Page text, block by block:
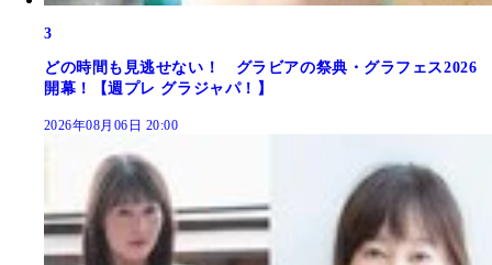
3
どの時間も見逃せない！ グラビアの祭典・グラフェス2026
開幕！【週プレ グラジャパ！】
2026年08月06日 20:00